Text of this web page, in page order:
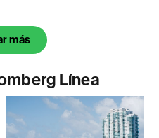
más
Línea